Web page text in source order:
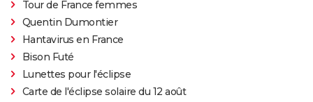
Tour de France femmes
Quentin Dumontier
Hantavirus en France
Bison Futé
Lunettes pour l'éclipse
Carte de l'éclipse solaire du 12 août